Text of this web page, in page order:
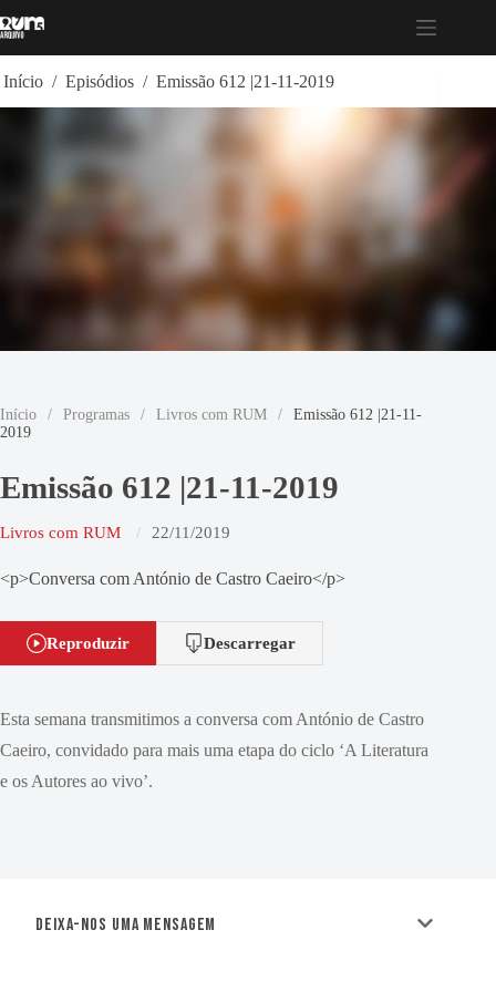
para
Início / Episódios / Emissão 612 |21-11-2019
Início / Programas / Livros com RUM /
Emissão 612 |21-11-
2019
Emissão 612 |21-11-2019
Livros com RUM 22/11/2019
<p>Conversa com António de Castro Caeiro</p>
Reproduzir Descarregar
Esta semana transmitimos a conversa com António de Castro
Caeiro, convidado para mais uma etapa do ciclo ‘A Literatura
e os Autores ao vivo’.
Deixa-nos uma mensagem